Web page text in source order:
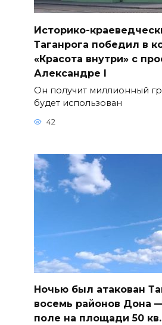
Историко-
Таганрога победил в
«Красота внутри» с
Александре I
Он получит миллионный
будет использован
42
Ночью был атакован
восемь районов Дона
поле на площади 50